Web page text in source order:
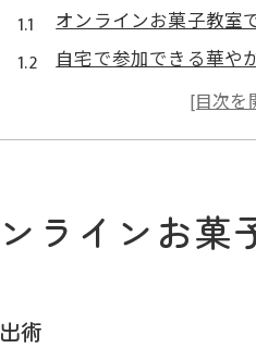
オンラインお菓子教室
自宅で参加できる華や
記念日向けオンライン
家族の笑顔を生むオン
家族で祝う日に最適なス
オンラインお菓子教室
ラインお菓
術